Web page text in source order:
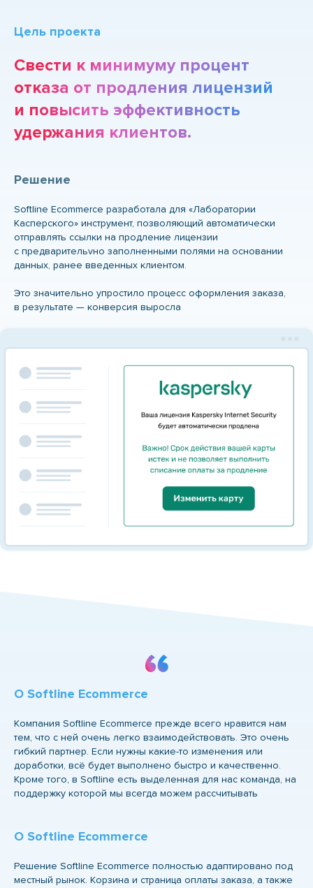
Цель проекта
Свести к минимуму процент
отказа от продления лицензий
и повысить эффективность
удержания клиентов.
Решение
Softline Ecommerce разработала для «Лаборатории
Касперского» инструмент, позволяющий автоматически
отправлять ссылки на продление лицензии
с предварительvно заполненными полями на основании
данных, ранее введенных клиентом.
Это значительно упростило процесс оформления заказа,
в результате — конверсия выросла
О Softline Ecommerce
Компания Softline Ecommerce прежде всего нравится нам
тем, что с ней очень легко взаимодействовать. Это очень
гибкий партнер. Если нужны какие-то изменения или
доработки, всё будет выполнено быстро и качественно.
Кроме того, в Softline есть выделенная для нас команда, на
поддержку которой мы всегда можем рассчитывать
О Softline Ecommerce
Решение Softline Ecommerce полностью адаптировано под
местный рынок. Корзина и страница оплаты заказа, а также